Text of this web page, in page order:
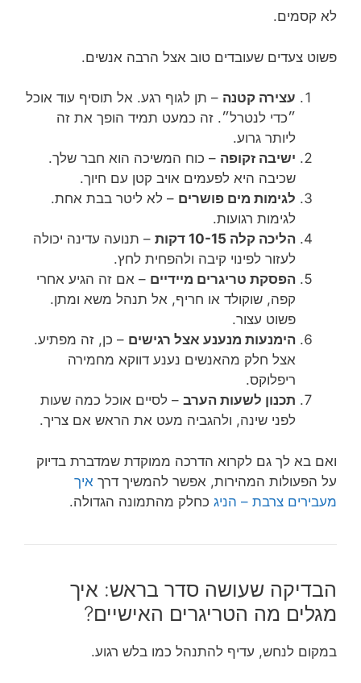
לא קסמים.
פשוט צעדים שעובדים טוב אצל הרבה אנשים.
עצירה קטנה – תן לגוף רגע. אל תוסיף עוד אוכל
״כדי לנטרל״. זה כמעט תמיד הופך את זה
ליותר גרוע.
ישיבה זקופה – כוח המשיכה הוא חבר שלך.
שכיבה היא לפעמים אויב קטן עם חיוך.
לגימות מים פושרים – לא ליטר בבת אחת.
לגימות רגועות.
הליכה קלה 10-15 דקות
– תנועה עדינה יכולה
לעזור לפינוי קיבה ולהפחית לחץ.
הפסקת טריגרים מיידיים – אם זה הגיע אחרי
קפה, שוקולד או חריף, אל תנהל משא ומתן.
פשוט עצור.
הימנעות מנענע אצל רגישים – כן, זה מפתיע.
אצל חלק מהאנשים נענע דווקא מחמירה
ריפלוקס.
תכנון לשעות הערב – לסיים אוכל כמה שעות
לפני שינה, ולהגביה מעט את הראש אם צריך.
ואם בא לך גם לקרוא הדרכה ממוקדת שמדברת בדיוק
על הפעולות המהירות, אפשר להמשיך דרך איך
מעבירים צרבת – הניג כחלק מהתמונה הגדולה.
הבדיקה שעושה סדר בראש: איך
מגלים מה הטריגרים האישיים?
במקום לנחש, עדיף להתנהל כמו בלש רגוע.